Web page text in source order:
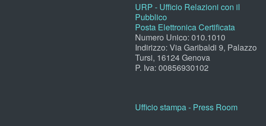
URP - Ufficio Relazioni con il
Pubblico
Posta Elettronica Certificata
Numero Unico: 010.1010
Indirizzo: Via Garibaldi 9, Palazzo
Tursi, 16124 Genova
P. Iva: 00856930102
Ufficio stampa - Press Room